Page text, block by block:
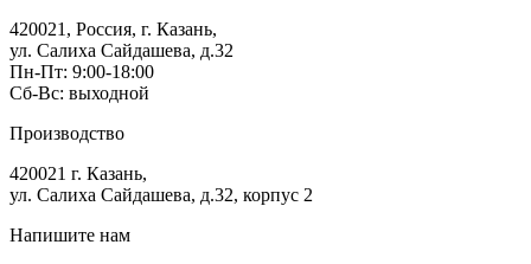
420021, Россия, г. Казань,
ул. Салиха Сайдашева, д.32
Пн-Пт: 9:00-18:00
Сб-Вс: выходной
Производство
420021 г. Казань,
ул. Салиха Сайдашева, д.32, корпус 2
Напишите нам